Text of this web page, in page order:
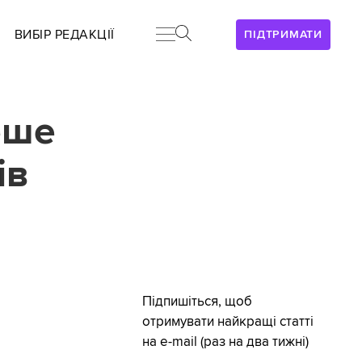
ПІДТРИМАТИ
ВИБІР РЕДАКЦІЇ
Підпишіться, щоб
отримувати найкращі статті
на e-mail (раз на два тижні)